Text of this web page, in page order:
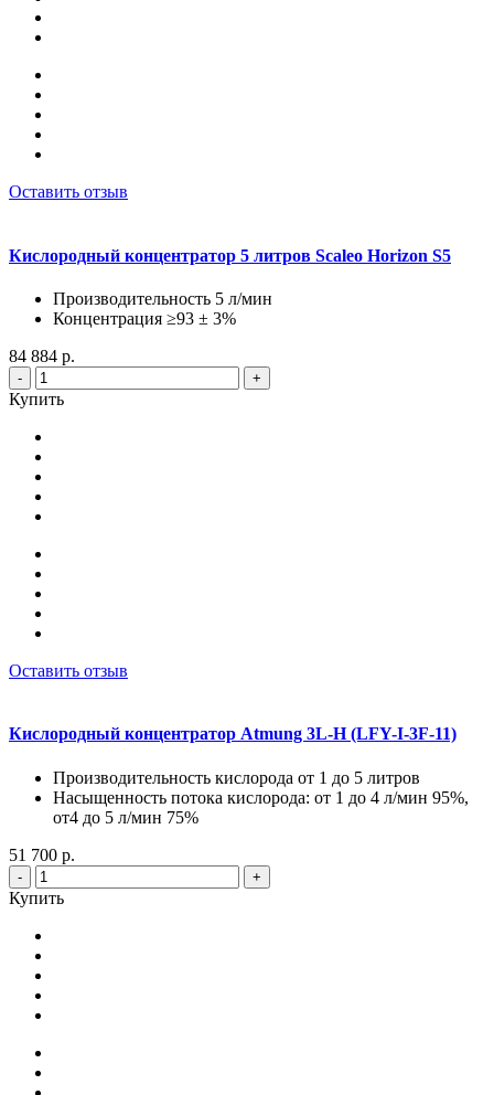
Оставить отзыв
Кислородный концентратор 5 литров Scaleo Horizon S5
Производительность 5 л/мин
Концентрация ≥93 ± 3%
84 884 р.
- +
Купить
Оставить отзыв
Кислородный концентратор Atmung 3L-H (LFY-I-3F-11)
Производительность кислорода от 1 до 5 литров
Насыщенность потока кислорода: от 1 до 4 л/мин 95%,
от4 до 5 л/мин 75%
51 700 р.
- +
Купить